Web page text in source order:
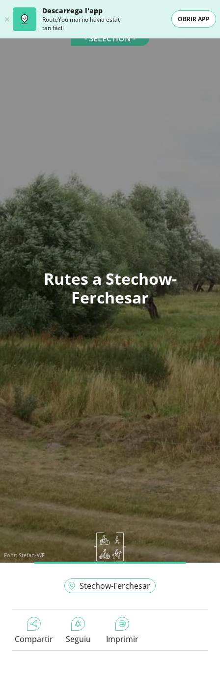
Descarrega l'app
RouteYou mai no havia estat
tan fàcil
OBRIR APP
- SELECTION -
Rutes a Stechow-
Ferchesar
Font: Stefan-WF
Stechow-Ferchesar
Compartir Seguiu Imprimir